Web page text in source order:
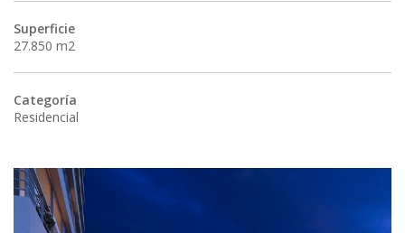
Superficie
27.850 m2
Categoría
Residencial